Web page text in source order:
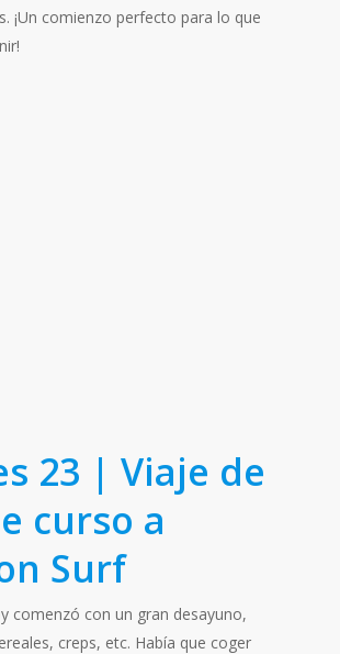
¡Un comienzo perfecto para lo que
23 | Viaje de
curso a
Surf
comenzó con un gran desayuno,
creps, etc. Había que coger